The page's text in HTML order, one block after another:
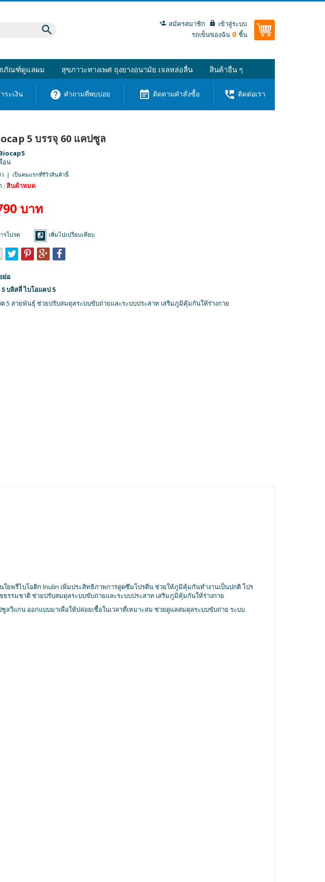
รถเข็นของฉัน 0 ชิ้น
สมัครสมาชิก เข้าสู่ระบบ
search
ภัณฑ์ดูแลผม สุขภาวะทางเพศ ถุงยางอนามัย เจลหล่อลื่น สินค้าอื่น ๆ
ระเงิน help คำถามที่พบบ่อย event_note ติดตามคำสั่งซื้อ perm_phone_msg ติดต่อเรา
5 บรรจุ 60 แคปซูล
อน
| เป็นคนแรกที่รีวิวสินค้านี้
: สินค้าหมด
บาท
รโปรด เพิ่มไปเปรียบเทียบ
ย่อ
บลิสลี่ ไบโอแคป 5
5 สายพันธุ์ ช่วยปรับสมดุลระบบขับถ่ายและระบบประสาท เสริมภูมิคุ้มกันให้ร่างกาย
ยพรีไบโอติก Inulin เพิ่มประสิทธิภาพการดูดซึมโปรตีน ช่วยให้ภูมิคุ้มกันทำงานเป็นปกติ โปร
รรมชาติ ช่วยปรับสมดุลระบบขับถ่ายและระบบประสาท เสริมภูมิคุ้มกันให้ร่างกาย
วีแกน ออกแบบมาเพื่อให้ปล่อยเชื้อในเวลาที่เหมาะสม ช่วยดูแลสมดุลระบบขับถ่าย ระบบ